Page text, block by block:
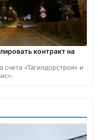
контракт на
«Тагилдорстроя» и